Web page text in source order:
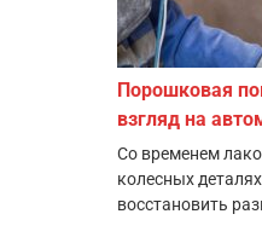
Порошковая
взгляд на
Со временем
колесных
восстановить